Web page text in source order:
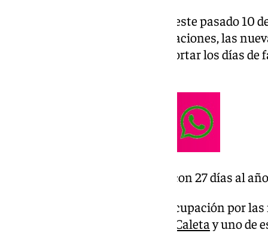
Pongámonos en antecedentes, este pasado 10
aprobó, tras unas largas negociaciones, las
todo el Mediterráneo. Estas recortar los días de
«Tú me dirás que empresa con 27 días al
Los faeneros muestran su preocupación por
puerto de La Caletay uno de